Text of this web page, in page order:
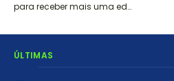
para receber mais uma ed…
ÚLTIMAS